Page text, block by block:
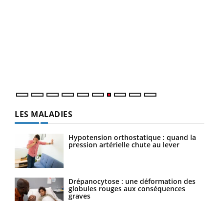
LES MALADIES
Hypotension orthostatique : quand la
pression artérielle chute au lever
Drépanocytose : une déformation des
globules rouges aux conséquences
graves